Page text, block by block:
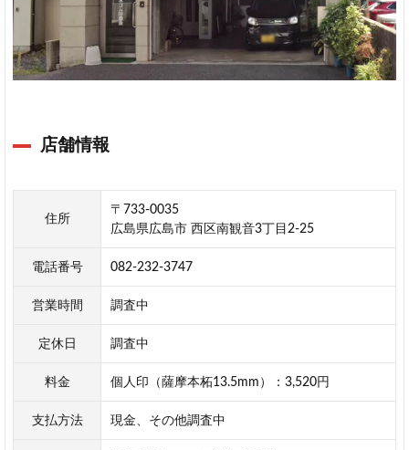
店舗情報
住所
〒733-0035
広島県広島市 西区南観音3丁目2-25
電話番号 082-232-3747
営業時間 調査中
定休日 調査中
料金 個人印（薩摩本柘13.5mm）：3,520円
支払方法 現金、その他調査中